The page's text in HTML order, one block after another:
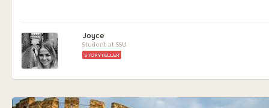
Joyce
Student at SSU
STORYTELLER